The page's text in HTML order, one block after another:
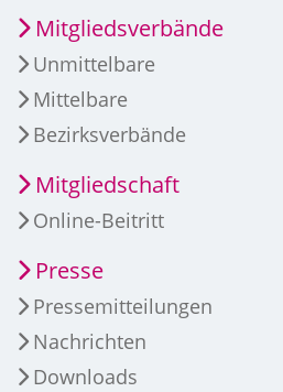
Mitgliedsverbände
Unmittelbare
Mittelbare
Bezirksverbände
Mitgliedschaft
Online-Beitritt
Presse
Pressemitteilungen
Nachrichten
Downloads